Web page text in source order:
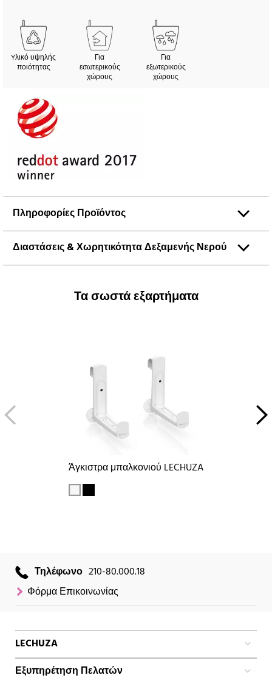
Yλικό υψηλής
ποιότητας
Για
εσωτερικούς
χώρους
Για
εξωτερικούς
χώρους
Πληροφορίες Προϊόντος
Διαστάσεις & Χωρητικότητα Δεξαμενής Νερού
Τα σωστά εξαρτήματα
Άγκιστρα μπαλκονιού LECHUZA
Τηλέφωνο 210-80.000.18
Φόρμα Επικοινωνίας
LECHUZA
Εξυπηρέτηση Πελατών